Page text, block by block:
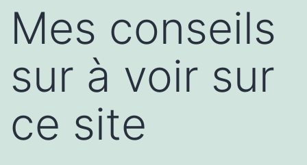
Mes conseils
sur à voir sur
ce site